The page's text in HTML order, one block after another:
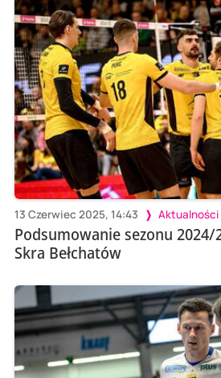
13 Czerwiec 2025, 14:43 Aktualności
Podsumowanie sezonu 2024/
Skra Bełchatów